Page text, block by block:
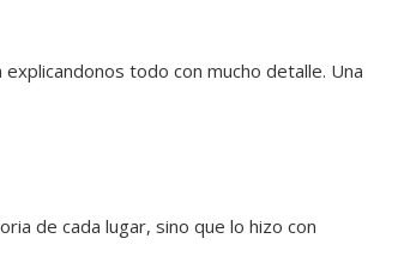
todo con mucho detalle. Una
de cada lugar, sino que lo hizo con